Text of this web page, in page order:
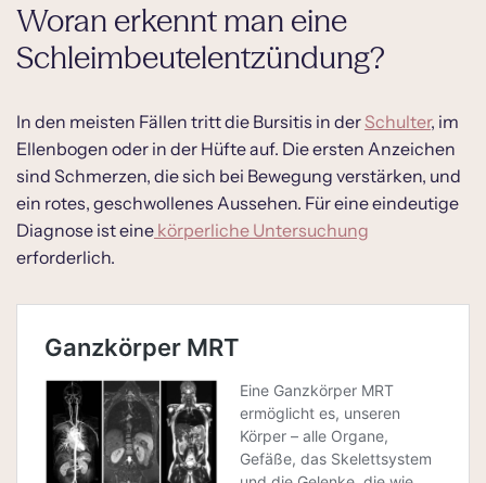
Woran erkennt man eine
Schleimbeutelentzündung?
In den meisten Fällen tritt die Bursitis in der Schulter, im
Ellenbogen oder in der Hüfte auf. Die ersten Anzeichen
sind Schmerzen, die sich bei Bewegung verstärken, und
ein rotes, geschwollenes Aussehen. Für eine eindeutige
Diagnose ist eine körperliche Untersuchung
erforderlich.